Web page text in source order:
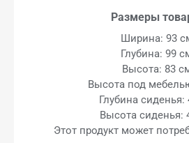
Размеры
Ширина: 93
Глубина: 99
Высота: 83
Высота под
Глубина сиденья:
Высота сиденья:
Этот продукт может